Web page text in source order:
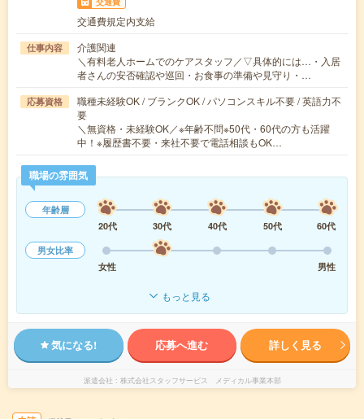
交通費規定内支給
仕事内容
介護関連
＼有料老人ホームでのケアスタッフ／▽具体的には…・入居
者さんの安否確認や巡回・お食事の準備や見守り・…
応募資格
職種未経験OK / ブランクOK / パソコンスキル不要 / 英語力不
要
＼無資格・未経験OK／※年齢不問※50代・60代の方も活躍
中！※履歴書不要・来社不要で電話相談もOK…
職場の雰囲気
年齢層
20代
30代 40代 50代
60代
男女比率
女性
男性
もっと見る
気になる! 応募へ進む 詳しく見る
派遣会社 株式会社スタッフサービス メディカル事業本部